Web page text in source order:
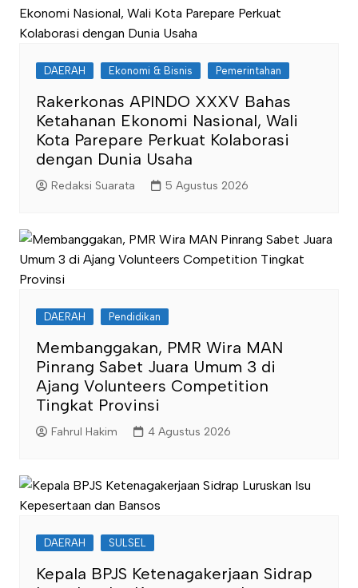
DAERAH Ekonomi & Bisnis Pemerintahan
Rakerkonas APINDO XXXV Bahas
Ketahanan Ekonomi Nasional, Wali
Kota Parepare Perkuat Kolaborasi
dengan Dunia Usaha
Redaksi Suarata 5 Agustus 2026
DAERAH Pendidikan
Membanggakan, PMR Wira MAN
Pinrang Sabet Juara Umum 3 di
Ajang Volunteers Competition
Tingkat Provinsi
Fahrul Hakim 4 Agustus 2026
DAERAH SULSEL
Kepala BPJS Ketenagakerjaan Sidrap